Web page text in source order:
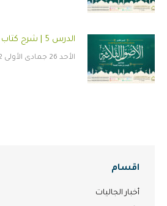
الدرس 5 | شرح كتاب الأصول الثلاثة
الأحد 26 جمادى الأولى 1442هـ
اقسام
أخبار الجاليات